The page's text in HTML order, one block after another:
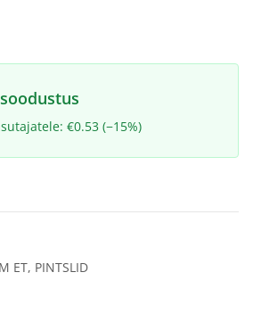
€0.53 (−15%)
ET, PINTSLID